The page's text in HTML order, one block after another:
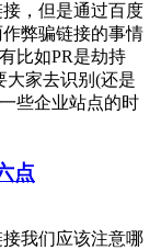
，但是通过百度
弊骗链接的事情
比如PR是劫持
大家去识别(还是
些企业站点的时
点
我们应该注意哪